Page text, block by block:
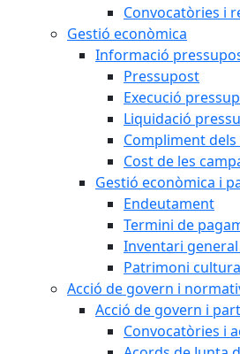
Convocatòries i
Gestió econòmica
Informació
Pressupost
Execució
Liquidació
Compliment
Cost de les
Gestió econòmica i
Endeutament
Termini de
Inventari
Patrimoni
Acció de govern i
Acció de govern i
Convocatòries i